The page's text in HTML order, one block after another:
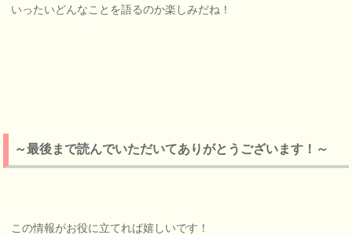
いったいどんなことを語るのか楽しみだね！
～最後まで読んでいただいてありがとうございます！～
この情報がお役に立てれば嬉しいです！